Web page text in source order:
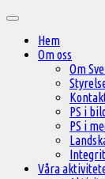
innehåll
Huvudmeny
Hem
Om oss
Om
PS i
PS i
Våra